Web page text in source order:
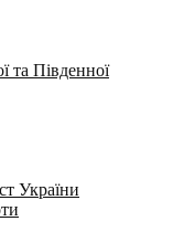
та Південної
України